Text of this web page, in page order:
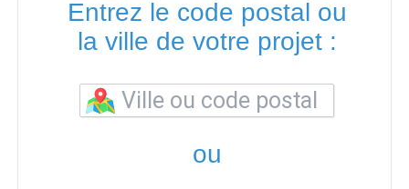
Entrez le code postal ou
la ville de votre projet :
ou